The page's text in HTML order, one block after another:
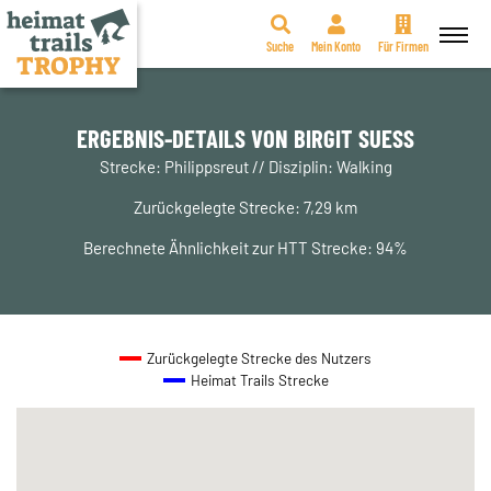
Zum
Suche Mein Konto Für Firmen
ERGEBNIS-DETAILS VON BIRGIT SUESS
Strecke: Philippsreut // Disziplin: Walking
Zurückgelegte Strecke: 7,29 km
Berechnete Ähnlichkeit zur HTT Strecke: 94%
Zurückgelegte Strecke des Nutzers
Heimat Trails Strecke